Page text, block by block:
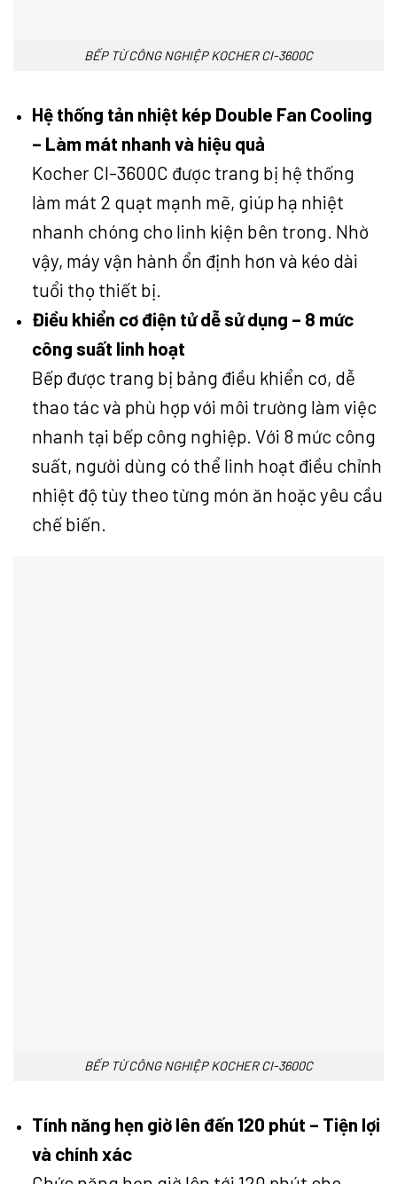
BẾP TỪ CÔNG NGHIỆP KOCHER CI-3600C
Hệ thống tản nhiệt kép Double Fan Cooling
– Làm mát nhanh và hiệu quả
Kocher CI-3600C được trang bị hệ thống
làm mát 2 quạt mạnh mẽ, giúp hạ nhiệt
nhanh chóng cho linh kiện bên trong. Nhờ
vậy, máy vận hành ổn định hơn và kéo dài
tuổi thọ thiết bị.
Điều khiển cơ điện tử dễ sử dụng – 8 mức
công suất linh hoạt
Bếp được trang bị bảng điều khiển cơ, dễ
thao tác và phù hợp với môi trường làm việc
nhanh tại bếp công nghiệp. Với 8 mức công
suất, người dùng có thể linh hoạt điều chỉnh
nhiệt độ tùy theo từng món ăn hoặc yêu cầu
chế biến.
BẾP TỪ CÔNG NGHIỆP KOCHER CI-3600C
Tính năng hẹn giờ lên đến 120 phút – Tiện lợi
và chính xác